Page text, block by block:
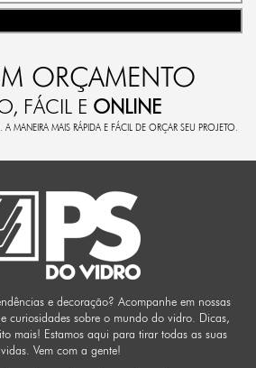
ORÇAMENTO
FÁCIL E ONLINE
MANEIRA MAIS RÁPIDA E FÁCIL DE ORÇAR SEU PROJETO.
e decoração? Acompanhe em nossas
e curiosidades sobre o mundo do vidro. Dicas,
mais! Estamos aqui para tirar todas as suas
Vem com a gente!